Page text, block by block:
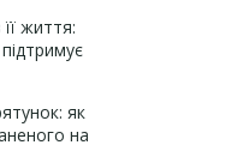
життя:
як
на